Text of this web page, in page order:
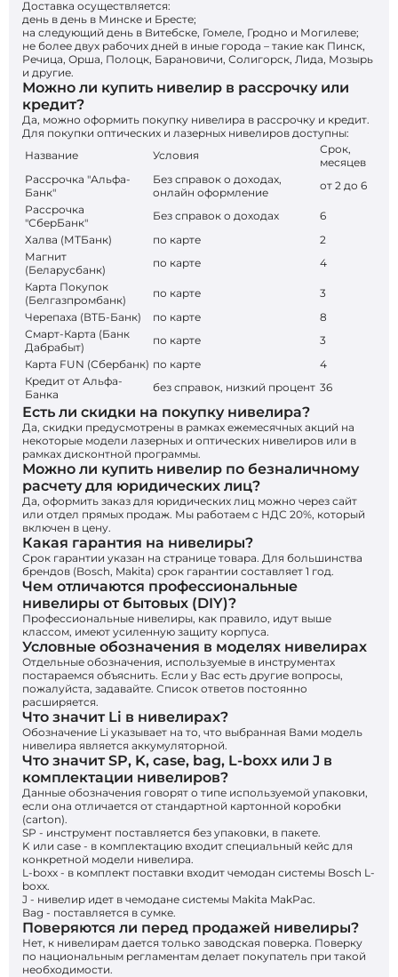
Доставка осуществляется:
день в день в Минске и Бресте;
на следующий день в Витебске, Гомеле, Гродно и Могилеве;
не более двух рабочих дней в иные города – такие как Пинск,
Речица, Орша, Полоцк, Барановичи, Солигорск, Лида, Мозырь
и другие.
Можно ли купить нивелир в рассрочку или
кредит?
Да, можно оформить покупку нивелира в рассрочку и кредит.
Для покупки оптических и лазерных нивелиров доступны:
Название
Условия
Срок,
месяцев
Рассрочка "Альфа-
Банк"
Без справок о доходах,
онлайн оформление
от 2 до 6
Рассрочка
"СберБанк"
Без справок о доходах
6
Халва (МТБанк)
по карте
2
Магнит
(Беларусбанк)
по карте
4
Карта Покупок
(Белгазпромбанк)
по карте
3
Черепаха (ВТБ-Банк)
по карте
8
Смарт-Карта (Банк
Дабрабыт)
по карте
3
Карта FUN (Сбербанк) по карте
4
Кредит от Альфа-
Банка
без справок, низкий процент 36
Есть ли скидки на покупку нивелира?
Да, скидки предусмотрены в рамках ежемесячных акций на
некоторые модели лазерных и оптических нивелиров или в
рамках дисконтной программы.
Можно ли купить нивелир по безналичному
расчету для юридических лиц?
Да, оформить заказ для юридических лиц можно через сайт
или отдел прямых продаж. Мы работаем с НДС 20%, который
включен в цену.
Какая гарантия на нивелиры?
Срок гарантии указан на странице товара. Для большинства
брендов (Bosch, Makita) срок гарантии составляет 1 год.
Чем отличаются профессиональные
нивелиры от бытовых (DIY)?
Профессиональные нивелиры, как правило, идут выше
классом, имеют усиленную защиту корпуса.
Условные обозначения в моделях нивелирах
Отдельные обозначения, используемые в инструментах
постараемся объяснить. Если у Вас есть другие вопросы,
пожалуйста, задавайте. Список ответов постоянно
расширяется.
Что значит Li в нивелирах?
Обозначение Li указывает на то, что выбранная Вами модель
нивелира является аккумуляторной.
Что значит SP, K, case, bag, L-boxx или J в
комплектации нивелиров?
Данные обозначения говорят о типе используемой упаковки,
если она отличается от стандартной картонной коробки
(carton).
SP - инструмент поставляется без упаковки, в пакете.
K или case - в комплектацию входит специальный кейс для
конкретной модели нивелира.
L-boxx - в комплект поставки входит чемодан системы Bosch L-
boxx.
J - нивелир идет в чемодане системы Makita MakPac.
Bag - поставляется в сумке.
Поверяются ли перед продажей нивелиры?
Нет, к нивелирам дается только заводская поверка. Поверку
по национальным регламентам делает покупатель при такой
необходимости.